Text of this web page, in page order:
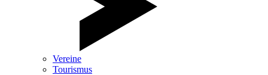
Vereine
Tourismus